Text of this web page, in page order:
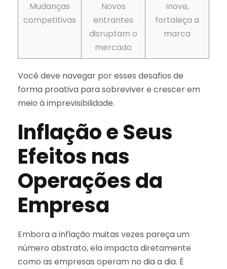
Mudanças
competitivas
Novos
entrantes
disruptam o
mercado
Inove,
fortaleça a
marca
Você deve navegar por esses desafios de
forma proativa para sobreviver e crescer em
meio à imprevisibilidade.
Inflação e Seus
Efeitos nas
Operações da
Empresa
Embora a inflação muitas vezes pareça um
número abstrato, ela impacta diretamente
como as empresas operam no dia a dia. É